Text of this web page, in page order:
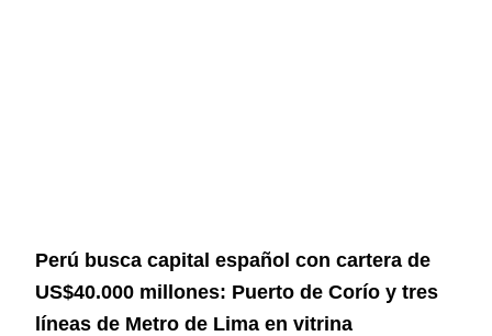
Perú busca capital español con cartera de
US$40.000 millones: Puerto de Corío y tres
líneas de Metro de Lima en vitrina